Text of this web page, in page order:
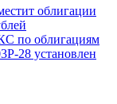
облигации
по облигациям
28 установлен